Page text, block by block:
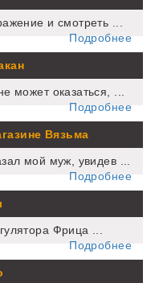
и смотреть ...
Подробнее
может оказаться, ...
Подробнее
Вязьма
мой муж, увидев ...
Подробнее
Фрица ...
Подробнее